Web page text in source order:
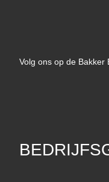
Volg ons op de Bakker